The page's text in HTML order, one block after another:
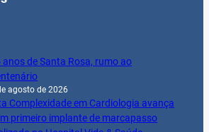
agosto de 2026
Complexidade em Cardiologia avança
primeiro implante de marcapasso
no Hospital Vida & Saúde